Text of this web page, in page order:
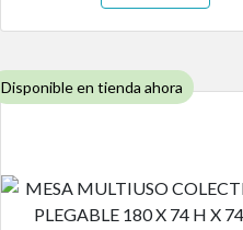
Disponible en tienda ahora